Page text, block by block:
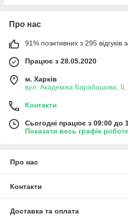
Про нас
91% позитивних з 295 відгуків
Працює з 28.05.2020
м. Харків
вул. Академіка Барабашова, 5,
Контакти
Сьогодні працює з 09:00 до
Показати весь графік
Про нас
Контакти
Доставка та оплата